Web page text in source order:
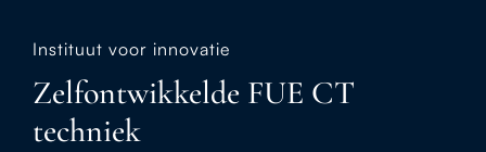
Instituut voor innovatie
Zelfontwikkelde FUE CT
techniek